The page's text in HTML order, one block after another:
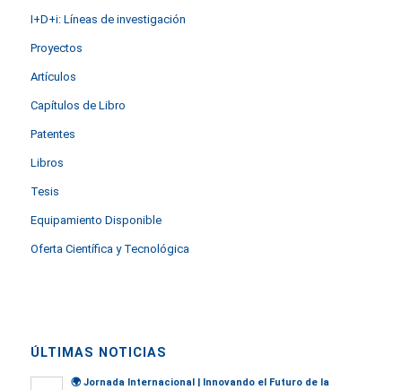
I+D+i: Líneas de investigación
Proyectos
Artículos
Capítulos de Libro
Patentes
Libros
Tesis
Equipamiento Disponible
Oferta Científica y Tecnológica
ÚLTIMAS NOTICIAS
🌍 Jornada Internacional | Innovando el Futuro de la